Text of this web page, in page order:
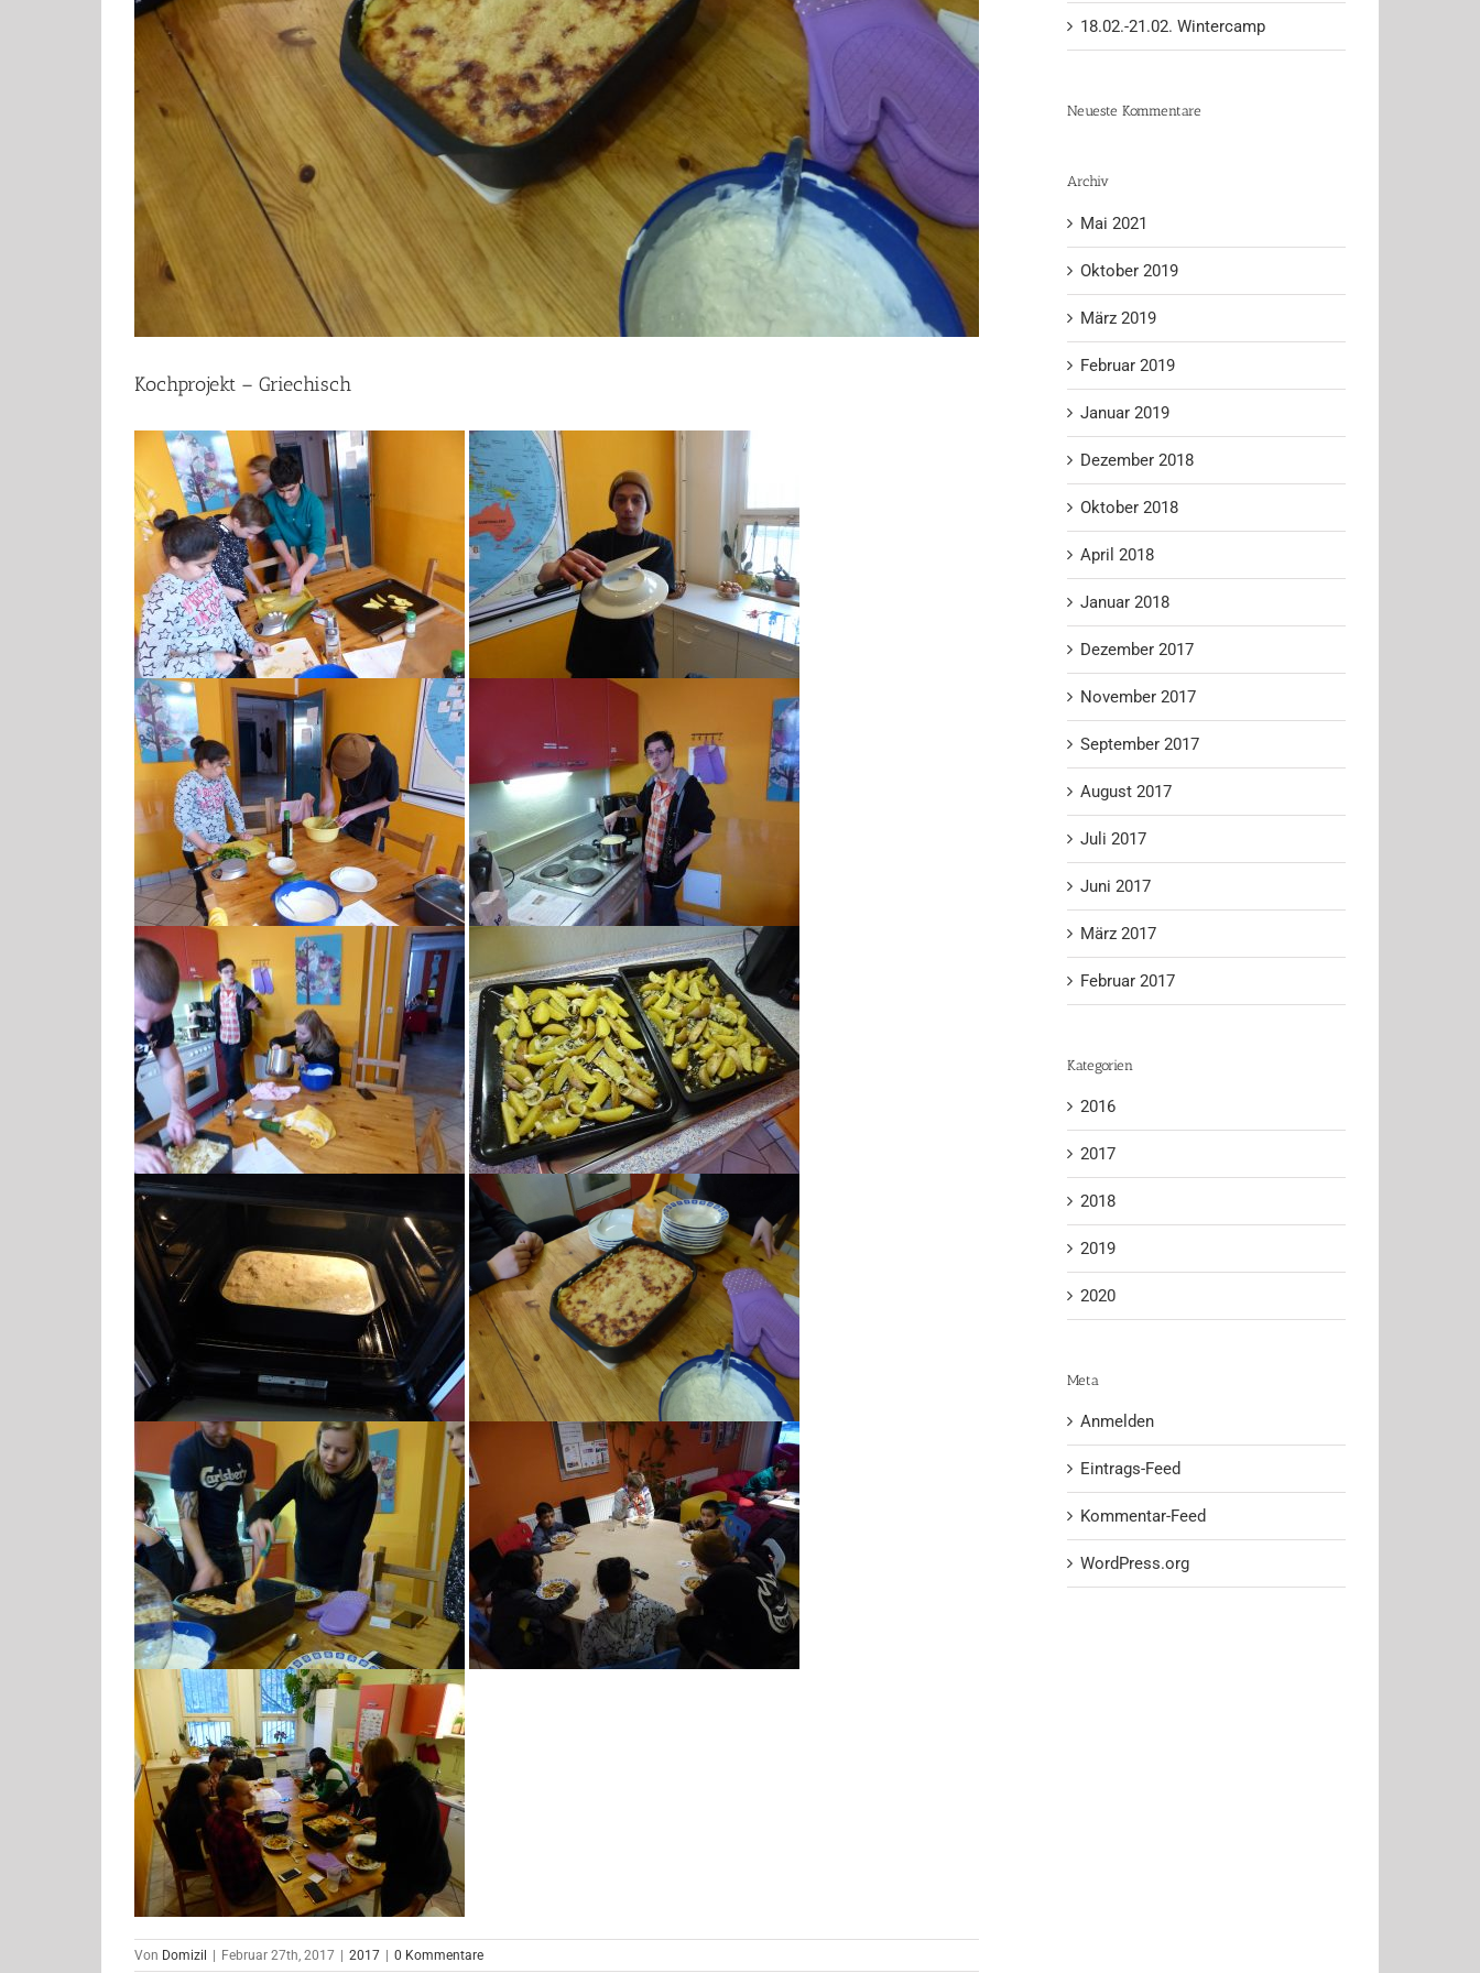
Kochprojekt – Griechisch
Von Domizil Februar 27th, 2017 2017 0 Kommentare
18.02.-21.02. Wintercamp
Neueste Kommentare
Archiv
Mai 2021
Oktober 2019
März 2019
Februar 2019
Januar 2019
Dezember 2018
Oktober 2018
April 2018
Januar 2018
Dezember 2017
November 2017
September 2017
August 2017
Juli 2017
Juni 2017
März 2017
Februar 2017
Kategorien
2016
2017
2018
2019
2020
Meta
Anmelden
Eintrags-Feed
Kommentar-Feed
WordPress.org